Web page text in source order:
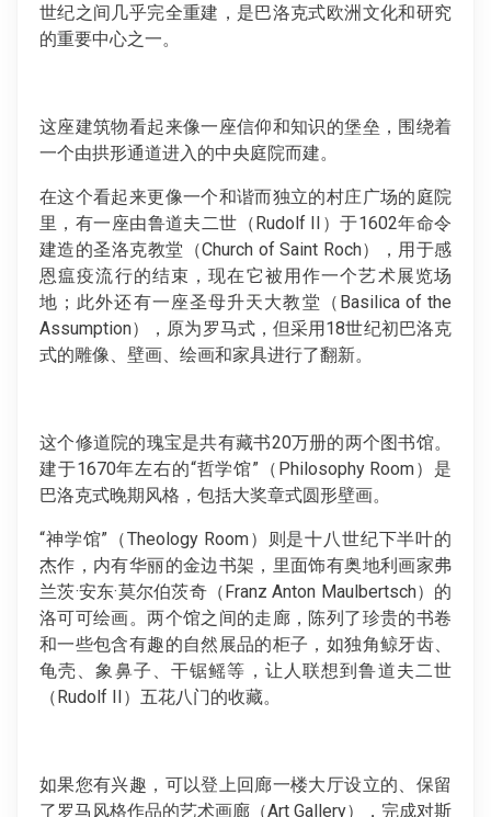
世纪之间几乎完全重建，是巴洛克式欧洲文化和研究
的重要中心之一。
这座建筑物看起来像一座信仰和知识的堡垒，围绕着
一个由拱形通道进入的中央庭院而建。
在这个看起来更像一个和谐而独立的村庄广场的庭院
里，有一座由鲁道夫二世（Rudolf II）于1602年命令
建造的圣洛克教堂（Church of Saint Roch），用于感
恩瘟疫流行的结束，现在它被用作一个艺术展览场
地；此外还有一座圣母升天大教堂（Basilica of the
Assumption），原为罗马式，但采用18世纪初巴洛克
式的雕像、壁画、绘画和家具进行了翻新。
这个修道院的瑰宝是共有藏书20万册的两个图书馆。
建于1670年左右的“哲学馆”（Philosophy Room）是
巴洛克式晚期风格，包括大奖章式圆形壁画。
“神学馆”（Theology Room）则是十八世纪下半叶的
杰作，内有华丽的金边书架，里面饰有奥地利画家弗
兰茨·安东·莫尔伯茨奇（Franz Anton Maulbertsch）的
洛可可绘画。两个馆之间的走廊，陈列了珍贵的书卷
和一些包含有趣的自然展品的柜子，如独角鲸牙齿、
龟壳、象鼻子、干锯鳐等，让人联想到鲁道夫二世
（Rudolf II）五花八门的收藏。
如果您有兴趣，可以登上回廊一楼大厅设立的、保留
了罗马风格作品的艺术画廊（Art Gallery），完成对斯